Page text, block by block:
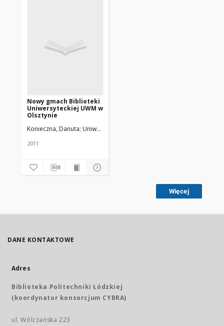
Nowy gmach Biblioteki
Uniwersyteckiej UWM w
Olsztynie
Konieczna, Danuta Uniwersytet Medyczny w Łodzi
2011
Więcej
DANE KONTAKTOWE
Adres
Biblioteka Politechniki Łódzkiej
(koordynator konsorcjum CYBRA)
ul. Wólczańska 223